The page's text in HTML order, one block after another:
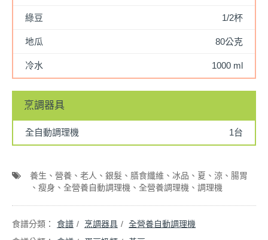
綠豆 1/2杯
地瓜 80公克
冷水 1000 ml
烹調器具
全自動調理機 1台
養生 營養 老人 銀髮 膳食纖維 冰品 夏 涼
腸胃
瘦身
全營養自動調理機 全營養調理機 調理機
食譜 烹調器具
全營養自動調理機